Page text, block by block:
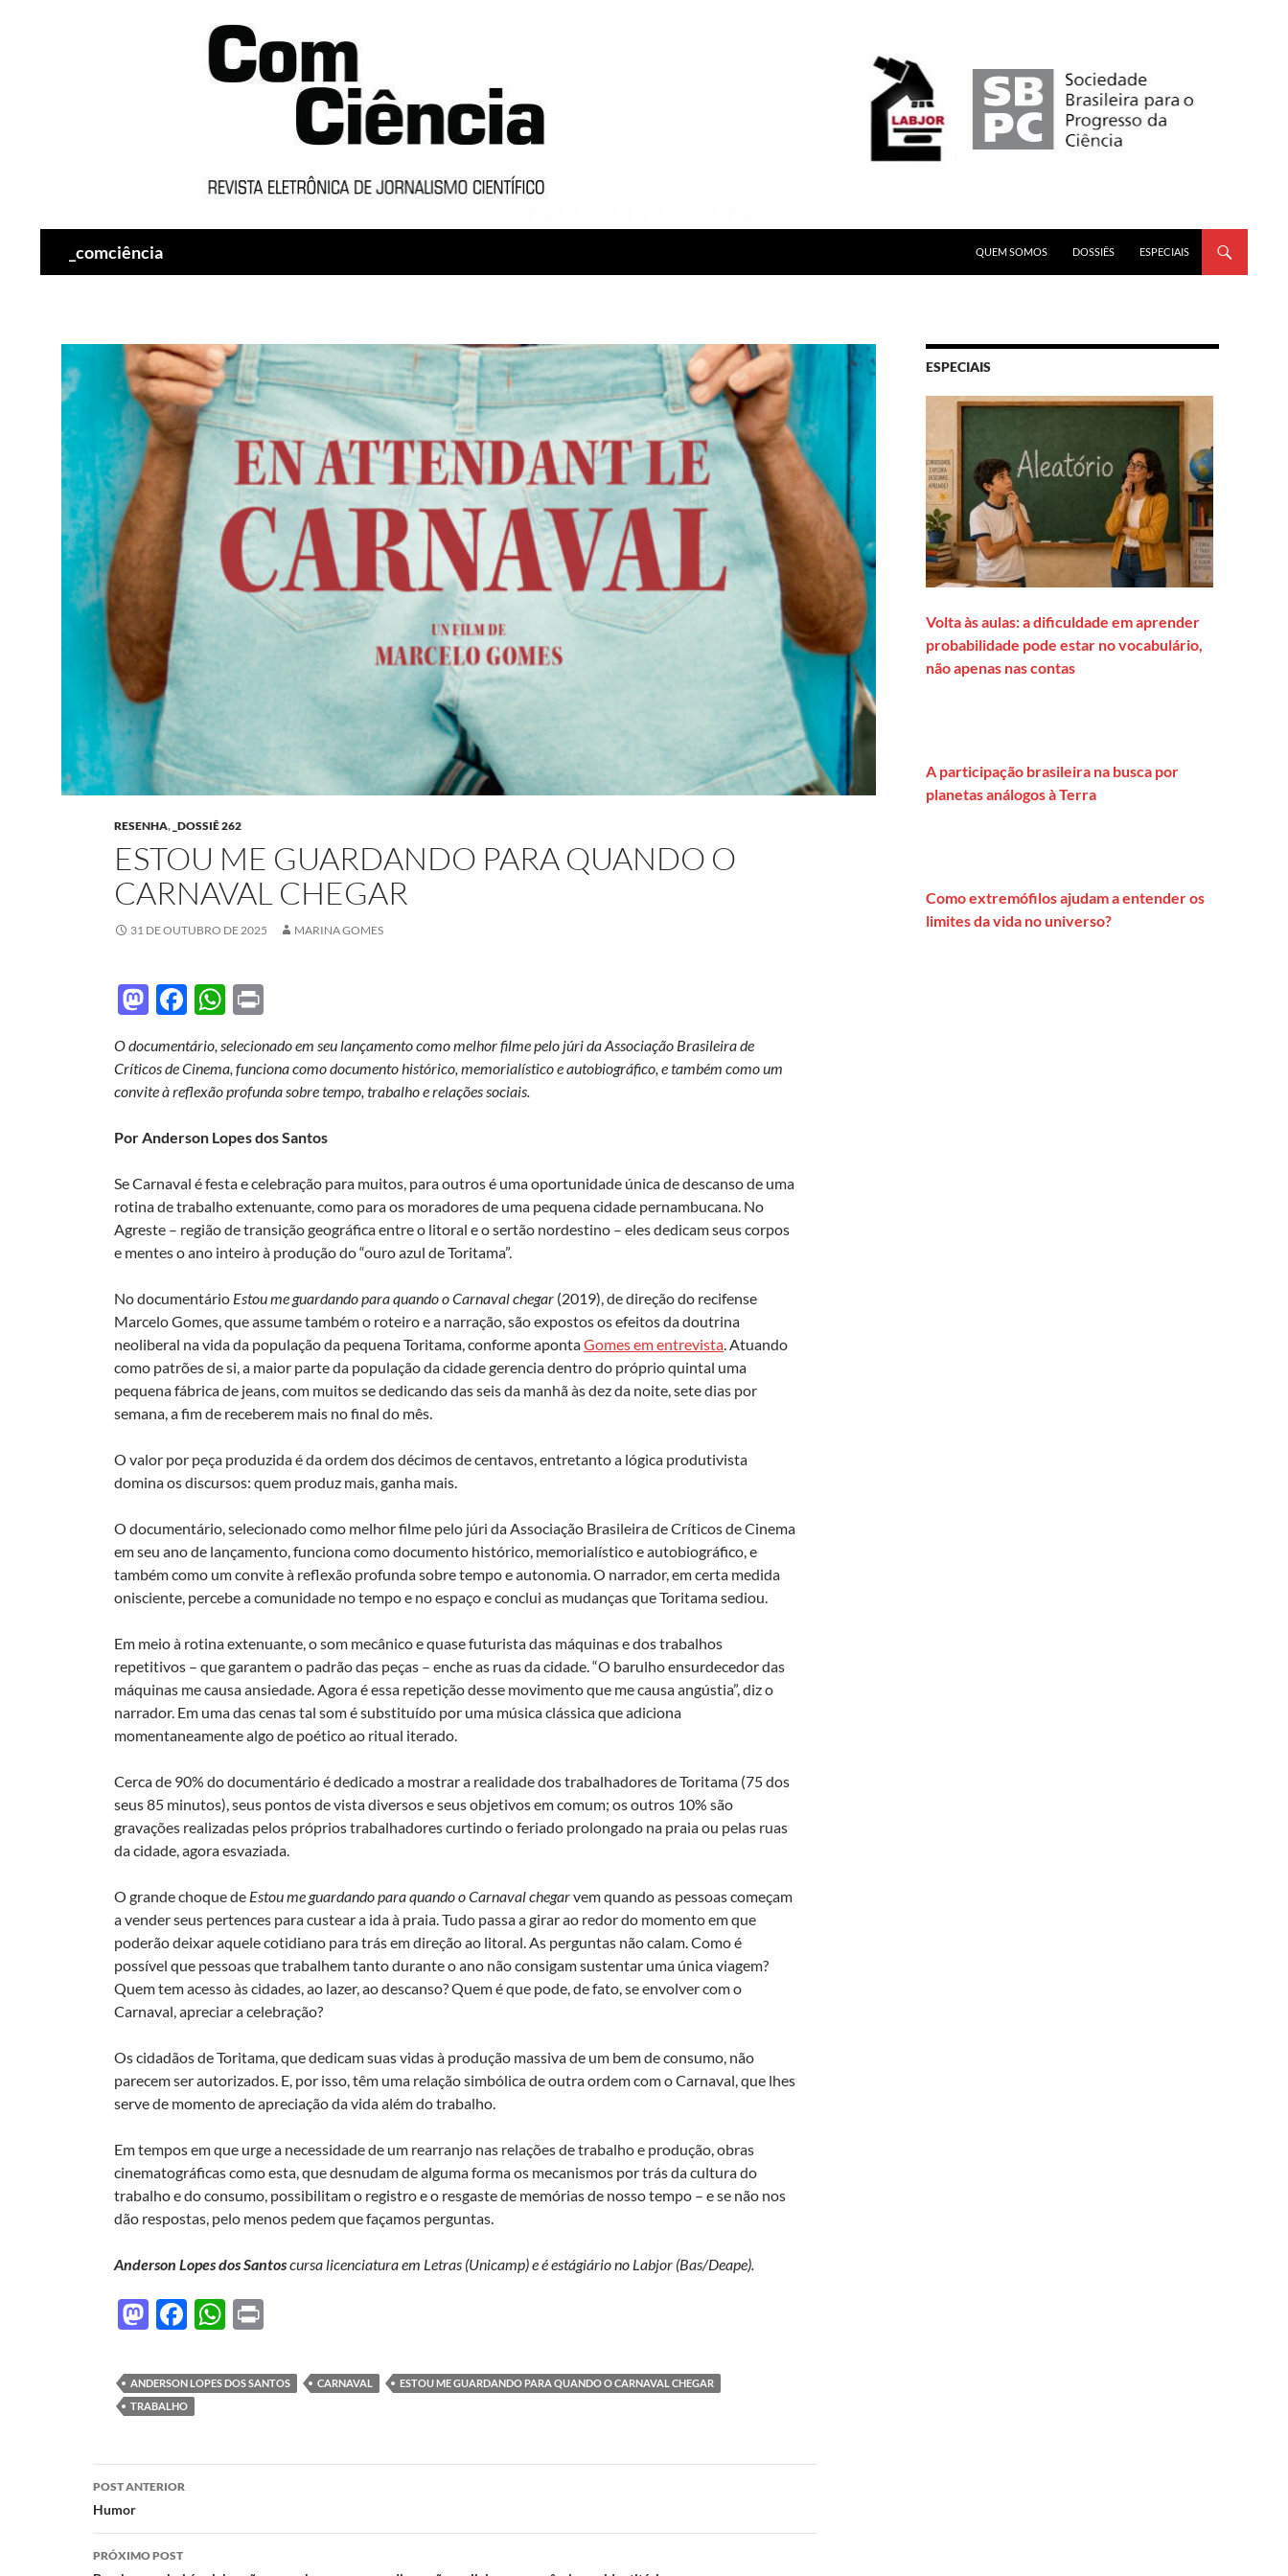
_comciência
QUEM SOMOS
DOSSIÊS ESPECIAIS
RESENHA, _DOSSIÊ 262
ESTOU ME GUARDANDO PARA QUANDO O
CARNAVAL CHEGAR
31 DE OUTUBRO DE 2025 MARINA GOMES
M
to
d
n
F
e
b
o
k
W
at
s
p
p
nt
O documentário, selecionado em seu lançamento como melhor filme pelo júri da Associação Brasileira de
Críticos de Cinema, funciona como documento histórico, memorialístico e autobiográfico, e também como um
convite à reflexão profunda sobre tempo, trabalho e relações sociais.
Por Anderson Lopes dos Santos
Se Carnaval é festa e celebração para muitos, para outros é uma oportunidade única de descanso de uma
rotina de trabalho extenuante, como para os moradores de uma pequena cidade pernambucana. No
Agreste – região de transição geográfica entre o litoral e o sertão nordestino – eles dedicam seus corpos
e mentes o ano inteiro à produção do “ouro azul de Toritama”.
No documentário Estou me guardando para quando o Carnaval chegar (2019), de direção do recifense
Marcelo Gomes, que assume também o roteiro e a narração, são expostos os efeitos da doutrina
neoliberal na vida da população da pequena Toritama, conforme apontaGomes em entrevista . Atuando
como patrões de si, a maior parte da população da cidade gerencia dentro do próprio quintal uma
pequena fábrica de jeans, com muitos se dedicando das seis da manhã às dez da noite, sete dias por
semana, a fim de receberem mais no final do mês.
O valor por peça produzida é da ordem dos décimos de centavos, entretanto a lógica produtivista
domina os discursos: quem produz mais, ganha mais.
O documentário, selecionado como melhor filme pelo júri da Associação Brasileira de Críticos de Cinema
em seu ano de lançamento, funciona como documento histórico, memorialístico e autobiográfico, e
também como um convite à reflexão profunda sobre tempo e autonomia. O narrador, em certa medida
onisciente, percebe a comunidade no tempo e no espaço e conclui as mudanças que Toritama sediou.
Em meio à rotina extenuante, o som mecânico e quase futurista das máquinas e dos trabalhos
repetitivos – que garantem o padrão das peças – enche as ruas da cidade. “O barulho ensurdecedor das
máquinas me causa ansiedade. Agora é essa repetição desse movimento que me causa angústia”, diz o
narrador. Em uma das cenas tal som é substituído por uma música clássica que adiciona
momentaneamente algo de poético ao ritual iterado.
Cerca de 90% do documentário é dedicado a mostrar a realidade dos trabalhadores de Toritama (75 dos
seus 85 minutos), seus pontos de vista diversos e seus objetivos em comum; os outros 10% são
gravações realizadas pelos próprios trabalhadores curtindo o feriado prolongado na praia ou pelas ruas
da cidade, agora esvaziada.
O grande choque de Estou me guardando para quando o Carnaval chegarvem quando as pessoas começam
a vender seus pertences para custear a ida à praia. Tudo passa a girar ao redor do momento em que
poderão deixar aquele cotidiano para trás em direção ao litoral. As perguntas não calam. Como é
possível que pessoas que trabalhem tanto durante o ano não consigam sustentar uma única viagem?
Quem tem acesso às cidades, ao lazer, ao descanso? Quem é que pode, de fato, se envolver com o
Carnaval, apreciar a celebração?
Os cidadãos de Toritama, que dedicam suas vidas à produção massiva de um bem de consumo, não
parecem ser autorizados. E, por isso, têm uma relação simbólica de outra ordem com o Carnaval, que lhes
serve de momento de apreciação da vida além do trabalho.
Em tempos em que urge a necessidade de um rearranjo nas relações de trabalho e produção, obras
cinematográficas como esta, que desnudam de alguma forma os mecanismos por trás da cultura do
trabalho e do consumo, possibilitam o registro e o resgaste de memórias de nosso tempo – e se não nos
dão respostas, pelo menos pedem que façamos perguntas.
Anderson Lopes dos Santoscursa licenciatura em Letras (Unicamp) e é estágiário no Labjor (Bas/Deape).
M
to
d
n
F
e
b
o
W
at
s
p
nt
ANDERSON LOPES DOS SANTOS CARNAVAL
ESTOU ME GUARDANDO PARA QUANDO O CARNAVAL CHEGAR
TRABALHO
Navegação
de
posts
POST ANTERIOR
Humor
PRÓXIMO POST
ESPECIAIS
Volta às aulas: a dificuldade em aprender
probabilidade pode estar no vocabulário,
não apenas nas contas
A participação brasileira na busca por
planetas análogos à Terra
Como extremófilos ajudam a entender os
limites da vida no universo?